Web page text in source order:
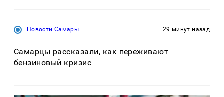
Новости Самары 29 минут назад
Самарцы рассказали, как переживают
бензиновый кризис